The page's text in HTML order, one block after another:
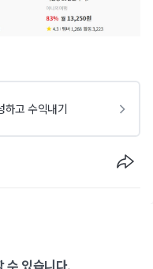
하고 수익내기
수 있습니다.